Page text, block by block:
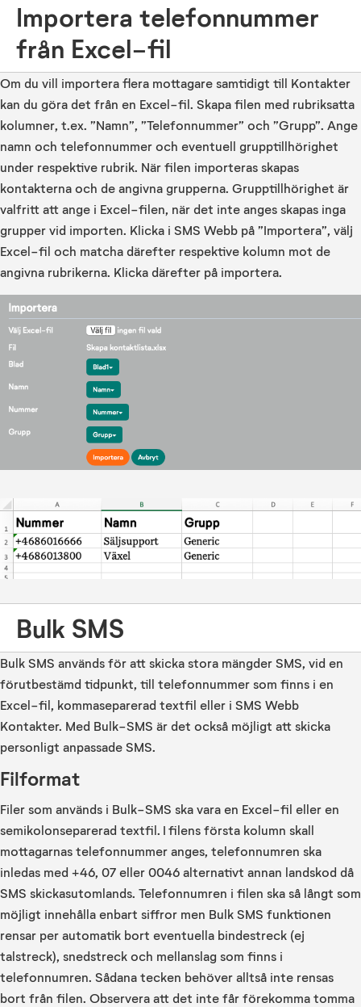
Importera telefonnummer
från Excel-fil
Om du vill importera flera mottagare samtidigt till Kontakter
kan du göra det från en Excel-fil. Skapa filen med rubriksatta
kolumner, t.ex. ”Namn”, ”Telefonnummer” och ”Grupp”. Ange
namn och telefonnummer och eventuell grupptillhörighet
under respektive rubrik. När filen importeras skapas
kontakterna och de angivna grupperna. Grupptillhörighet är
valfritt att ange i Excel-filen, när det inte anges skapas inga
grupper vid importen. Klicka i SMS Webb på ”Importera”, välj
Excel-fil och matcha därefter respektive kolumn mot de
angivna rubrikerna. Klicka därefter på importera.
Bulk SMS
Bulk SMS används för att skicka stora mängder SMS, vid en
förutbestämd tidpunkt, till telefonnummer som finns i en
Excel-fil, kommaseparerad textfil eller i SMS Webb
Kontakter. Med Bulk-SMS är det också möjligt att skicka
personligt anpassade SMS.
Filformat
Filer som används i Bulk-SMS ska vara en Excel-fil eller en
semikolonseparerad textfil. I filens första kolumn skall
mottagarnas telefonnummer anges, telefonnumren ska
inledas med +46, 07 eller 0046 alternativt annan landskod då
SMS skickasutomlands. Telefonnumren i filen ska så långt som
möjligt innehålla enbart siffror men Bulk SMS funktionen
rensar per automatik bort eventuella bindestreck (ej
talstreck), snedstreck och mellanslag som finns i
telefonnumren. Sådana tecken behöver alltså inte rensas
bort från filen. Observera att det inte får förekomma tomma